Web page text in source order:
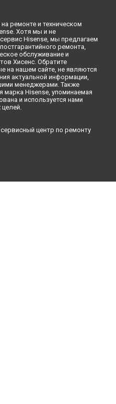
Hisense в
Hisense вМоскве
ремонте и техническом
Хотя мы и не
Hisense, мы предлагаем
ремонта,
обслуживание и
Хисенс. Обратите
на нашем сайте, не являются
актуальной информации,
менеджерами. Также
марка Hisense, упоминаемая
и используется нами
центр по ремонту